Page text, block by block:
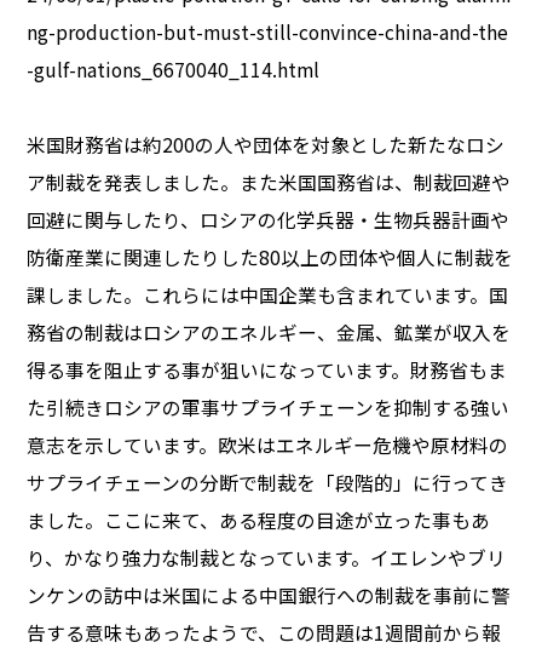
ng-production-but-must-still-convince-china-and-the
-gulf-nations_6670040_114.html
米国財務省は約200の人や団体を対象とした新たなロシ
ア制裁を発表しました。また米国国務省は、制裁回避や
回避に関与したり、ロシアの化学兵器・生物兵器計画や
防衛産業に関連したりした80以上の団体や個人に制裁を
課しました。これらには中国企業も含まれています。国
務省の制裁はロシアのエネルギー、金属、鉱業が収入を
得る事を阻止する事が狙いになっています。財務省もま
た引続きロシアの軍事サプライチェーンを抑制する強い
意志を示しています。欧米はエネルギー危機や原材料の
サプライチェーンの分断で制裁を「段階的」に行ってき
ました。ここに来て、ある程度の目途が立った事もあ
り、かなり強力な制裁となっています。イエレンやブリ
ンケンの訪中は米国による中国銀行への制裁を事前に警
告する意味もあったようで、この問題は1週間前から報